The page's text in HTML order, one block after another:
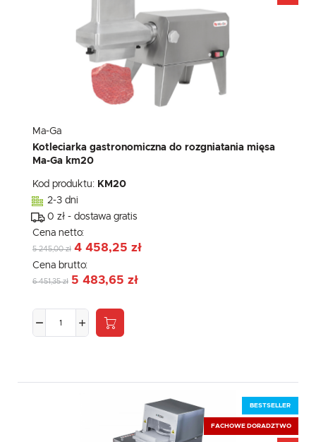
Ma-Ga
Kotleciarka gastronomiczna do rozgniatania mięsa
Ma-Ga km20
Kod produktu: KM20
2-3 dni
0 zł - dostawa gratis
Cena netto:
5 245,00 zł 4 458,25 zł
Cena brutto:
6 451,35 zł 5 483,65 zł
BESTSELLER
FACHOWE DORADZTWO